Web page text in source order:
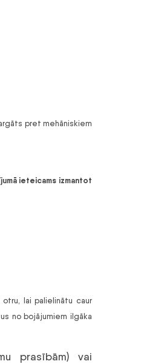
pret mehāniskiem
ieteicams izmantot
lai palielinātu caur
no bojājumiem ilgāka
prasībām) vai